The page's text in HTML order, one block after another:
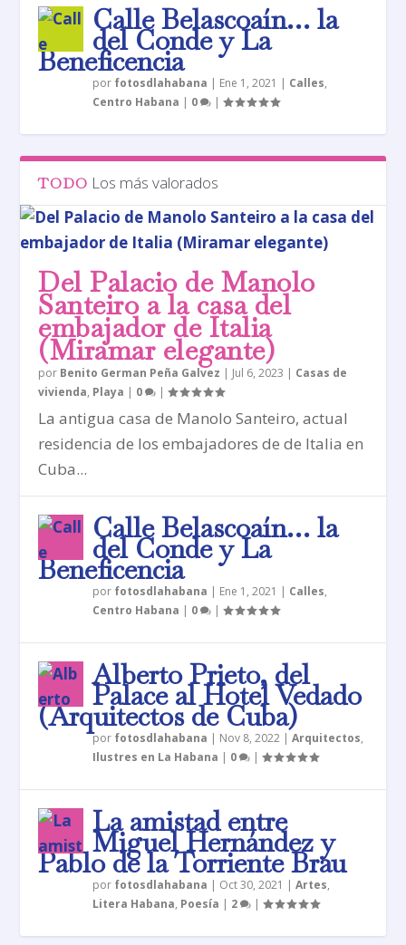
Calle Belascoaín… la
del Conde y La
Beneficencia
por fotosdlahabana | Ene 1, 2021 | Calles,
Centro Habana | 0 |
TODO Los más valorados
Del Palacio de Manolo
Santeiro a la casa del
embajador de Italia
(Miramar elegante)
por Benito German Peña Galvez | Jul 6, 2023 | Casas de
vivienda, Playa | 0 |
La antigua casa de Manolo Santeiro, actual
residencia de los embajadores de de Italia en
Cuba...
Calle Belascoaín… la
del Conde y La
Beneficencia
por fotosdlahabana | Ene 1, 2021 | Calles,
Centro Habana | 0 |
Alberto Prieto, del
Palace al Hotel Vedado
(Arquitectos de Cuba)
por fotosdlahabana | Nov 8, 2022 |Arquitectos,
Ilustres en La Habana | 0 |
La amistad entre
Miguel Hernández y
Pablo de la Torriente Brau
por fotosdlahabana | Oct 30, 2021 |Artes,
Litera Habana, Poesía | 2 |